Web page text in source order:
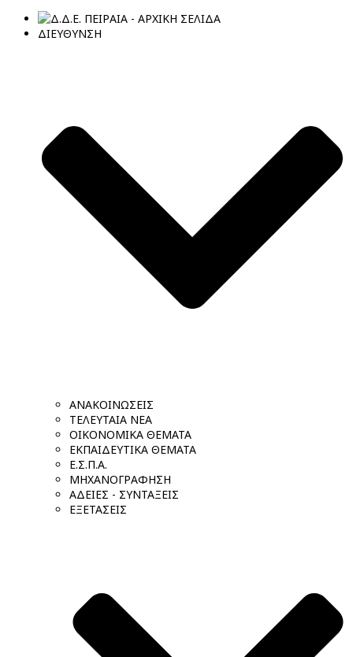
ΔΙΕΥΘΥΝΣΗ
ΑΝΑΚΟΙΝΩΣΕΙΣ
ΤΕΛΕΥΤΑΙΑ ΝΕΑ
ΟΙΚΟΝΟΜΙΚΑ ΘΕΜΑΤΑ
ΕΚΠΑΙΔΕΥΤΙΚΑ ΘΕΜΑΤΑ
Ε.Σ.Π.Α.
ΜΗΧΑΝΟΓΡΑΦΗΣΗ
ΑΔΕΙΕΣ - ΣΥΝΤΑΞΕΙΣ
ΕΞΕΤΑΣΕΙΣ